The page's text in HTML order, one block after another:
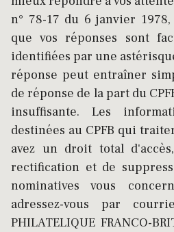
n° 78-17 du 6 janvier
que vos réponses sont
identifiées par une
réponse peut entraîner
de réponse de la part du
insuffisante. Les
destinées au CPFB qui
avez un droit total
rectification et de
nominatives vous
adressez-vous par
PHILATELIQUE FRANCO-